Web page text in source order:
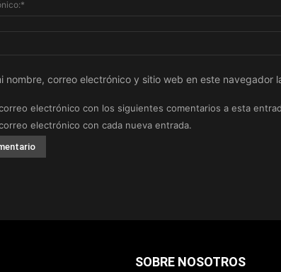
nombre, correo electrónico y sitio web en este navegador
electrónico con los siguientes comentarios a esta
electrónico con cada nueva entrada.
SOBRE NOSOTROS